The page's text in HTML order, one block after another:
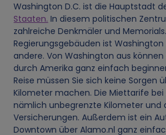
Washington D.C. ist die Hauptstadt
Staaten. In diesem politischen
zahlreiche Denkmäler und
Regierungsgebäuden ist
andere. Von Washington aus können
durch Amerika ganz einfach
Reise müssen Sie sich keine Sorgen
Kilometer machen. Die Miettarife
nämlich unbegrenzte Kilometer und
Versicherungen. Außerdem ist ein
Downtown über Alamo.nl ganz